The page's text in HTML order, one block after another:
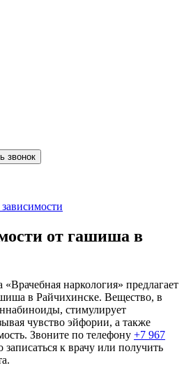
звонок
от гашиша в
наркология» предлагает
в Райчихинске. Вещество, в
стимулирует
чувство эйфории, а также
Звоните по телефону +7 967
к врачу или получить